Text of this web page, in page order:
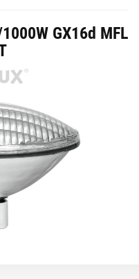
GX16d MFL